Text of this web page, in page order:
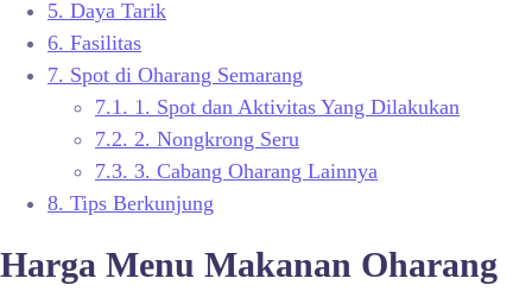
5. Daya Tarik
6. Fasilitas
7. Spot di Oharang Semarang
7.1. 1. Spot dan Aktivitas Yang Dilakukan
7.2. 2. Nongkrong Seru
7.3. 3. Cabang Oharang Lainnya
8. Tips Berkunjung
Harga Menu Makanan Oharang